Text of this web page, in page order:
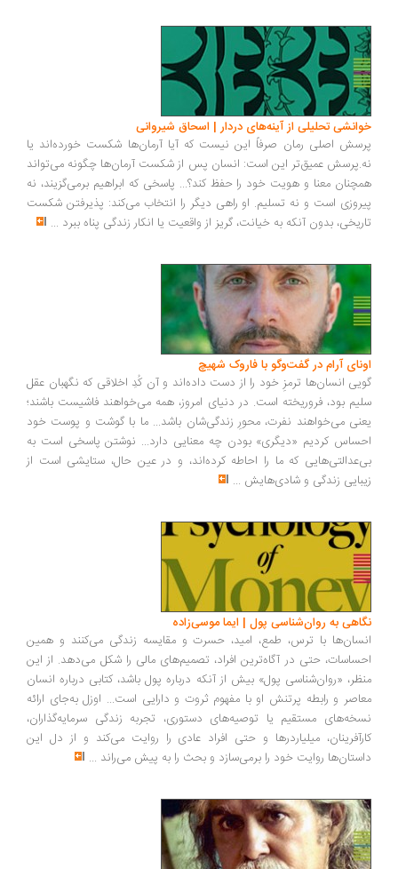
تحلیلی از آینه‌های دردار | اسحاق شیروانی
اصلی رمان صرفاً این نیست که آیا آرمان‌ها شکست خورده‌اند یا
عمیق‌تر این است: انسان پس از شکست آرمان‌ها چگونه می‌تواند
معنا و هویت خود را حفظ کند؟... پاسخی که ابراهیم برمی‌گزیند، نه
است و نه تسلیم. او راهی دیگر را انتخاب می‌کند: پذیرفتن شکست
بدون آنکه به خیانت، گریز از واقعیت یا انکار زندگی پناه ببرد...
آرام در گفت‌وگو با فاروک شهیچ‭
انسان‌ها ترمزِ خود را از دست داده‌اند و آن کُدِ اخلاقی که نگهبان عقل
بود، فروریخته است. در دنیای امروز، همه می‌خواهند فاشیست باشند؛
می‌خواهند نفرت، محورِ زندگی‌شان باشد... ما با گوشت و پوست خود
کردیم «دیگری» بودن چه معنایی دارد... نوشتن پاسخی است به
که ما را احاطه کرده‌اند، و در عین حال، ستایشی است از
زندگی و شادی‌هایش...
به روان‌شناسی پول | ایما موسی‌زاده
با ترس، طمع، امید، حسرت و مقایسه زندگی می‌کنند و همین
حتی در آگاه‌ترین افراد، تصمیم‌های مالی را شکل می‌دهد. از این
«روان‌شناسی پول» بیش از آنکه درباره پول باشد، کتابی درباره انسان
و رابطه پرتنش او با مفهوم ثروت و دارایی است... اوزل به‌جای ارائه
مستقیم یا توصیه‌های دستوری، تجربه زندگی سرمایه‌گذاران،
میلیاردرها و حتی افراد عادی را روایت می‌کند و از دل این
روایت خود را برمی‌سازد و بحث را به پیش می‌راند...